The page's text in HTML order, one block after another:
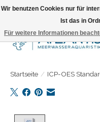
Täglicher Versand. Bestelle bis
Startseite / ICP-OES
Wir benutzen Cookies nur für
Ist das in
Für weitere Informationen